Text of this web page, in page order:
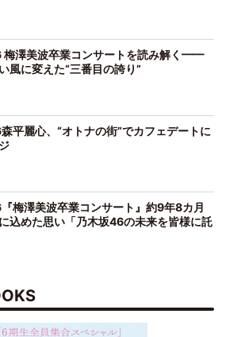
梅澤美波卒業コンサートを読み解く━━
風に変えた“三番目の誇り”
平麗心、“オトナの街”でカフェデートに
梅澤美波卒業コンサート』約9年8カ月
込めた思い「乃木坂46の未来を皆様に託